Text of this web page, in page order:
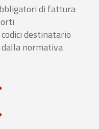
di fattura
destinatario
normativa